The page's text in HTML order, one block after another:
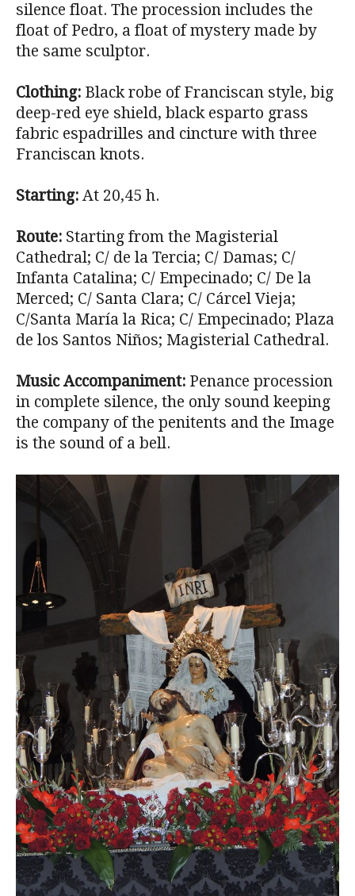
silence float. The procession includes the
float of Pedro, a float of mystery made by
the same sculptor.
Clothing: Black robe of Franciscan style, big
deep-red eye shield, black esparto grass
fabric espadrilles and cincture with three
Franciscan knots.
Starting: At 20,45 h.
Route: Starting from the Magisterial
Cathedral; C/ de la Tercia; C/ Damas; C/
Infanta Catalina; C/ Empecinado; C/ De la
Merced; C/ Santa Clara; C/ Cárcel Vieja;
C/Santa María la Rica; C/ Empecinado; Plaza
de los Santos Niños; Magisterial Cathedral.
Music Accompaniment: Penance procession
in complete silence, the only sound keeping
the company of the penitents and the Image
is the sound of a bell.